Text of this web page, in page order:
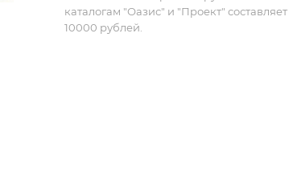
каталогам "Оазис" и "Проект" составляет
10000 рублей.